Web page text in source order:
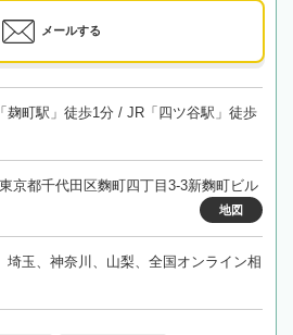
メールする
麹町駅」徒歩1分 / JR「四ツ谷駅」徒歩
京都千代田区麴町四丁目3-3新麴町ビル
地図
埼玉、神奈川、山梨、全国オンライン相